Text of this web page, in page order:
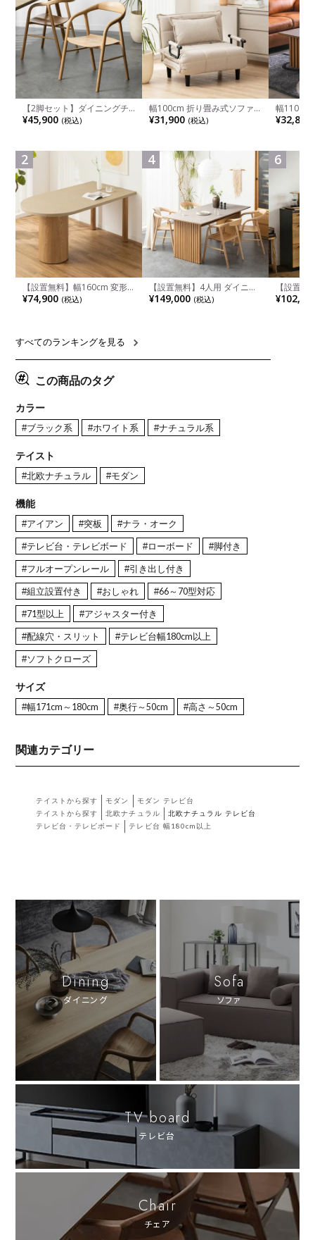
【2脚セット】ダイニングチ
ェア 木製 LUGA 肘付き チェ
ア 天然木 リビング椅子 板座
ュラル ブラウン 完成品
¥45,900 (税込)
2
【設置無料】幅160cm 変形
半円 ダイニングテーブル モ
ルタル風 LENAS コンクリー
リア風 グレージュ
¥74,900 (税込)
幅100cm 折り畳み式ソファ
ベッド コンパクト リクライ
ニング カウチスタイル 省ス
¥31,900 (税込)
4
【設置無料】4人用 ダイニン
グテーブルセット 5点 LUGA
セラミックテーブル おしゃれ
¥149,000 (税込)
幅110cm
木目調 リ
付き 長方
レー ナチ
¥32,800
6
【設置
チンカウ
板 引き出
すべてのランキングを見る
この商品のタグ
カラー
#ブラック系 #ホワイト系 #ナチュラル系
テイスト
#北欧ナチュラル #モダン
機能
#アイアン #突板 #ナラ・オーク
#テレビ台・テレビボード #ローボード #脚付き
#フルオープンレール #引き出し付き
#組立設置付き #おしゃれ #66～70型対応
#71型以上 #アジャスター付き
#配線穴・スリット #テレビ台幅180cm以上
#ソフトクローズ
サイズ
#幅171cm～180cm #奥行～50cm #高さ～50cm
関連カテゴリー
テイストから探す モダン
モダン テレビ台
テイストから探す
北欧ナチュラル
北欧ナチュラル テレビ台
テレビ台・テレビボード
テレビ台 幅180cm以上
Dining
ダイニング
Sofa
ソファ
TV board
テレビ台
Chair
チェア